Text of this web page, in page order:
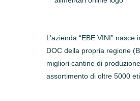
L’azienda “EBE VINI”
DOC della propria regione
migliori cantine di
assortimento di oltre 5000